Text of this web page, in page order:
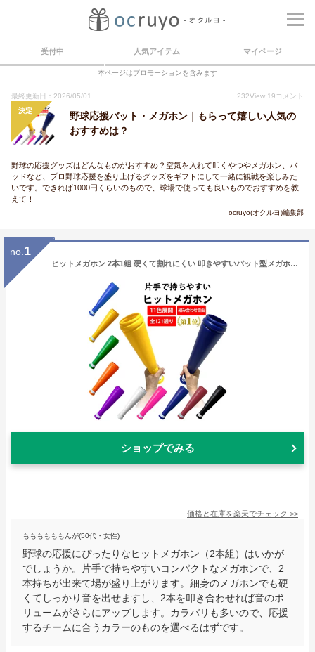
受付中 人気アイテム マイページ
本ページはプロモーションを含みます
最終更新日：2026/05/01 232View 19 コメント
決定
野球応援バット・メガホン｜もらって嬉しい人気の
おすすめは？
野球の応援グッズはどんなものがおすすめ？空気を入れて叩くやつやメガホン、バ
ッドなど、プロ野球応援を盛り上げるグッズをギフトにして一緒に観戦を楽しみた
いです。できれば1000円くらいのもので、球場で使っても良いものでおすすめを教
えて！
ocruyo(オクルヨ)編集部
no. 1
ヒットメガホン 2本1組 硬くて割れにくい 叩きやすいバット型メガホン 30.5cm 11色 日本製 メガホン バット型 鳴り物 甲子園 メガフォン 応援メガホン 応援グッズ 野球 高校野球 全国大会 体育祭 運動会 インターハイ 国体 高校サッカー サッカー
ショップでみる
価格と在庫を楽天でチェック >>
ももももももんが(50代・女性)
野球の応援にぴったりなヒットメガホン（2本組）はいかが
でしょうか。片手で持ちやすいコンパクトなメガホンで、2
本持ちが出来て場が盛り上がります。細身のメガホンでも硬
くてしっかり音を出せますし、2本を叩き合わせれば音のボ
リュームがさらにアップします。カラバリも多いので、応援
するチームに合うカラーのものを選べるはずです。